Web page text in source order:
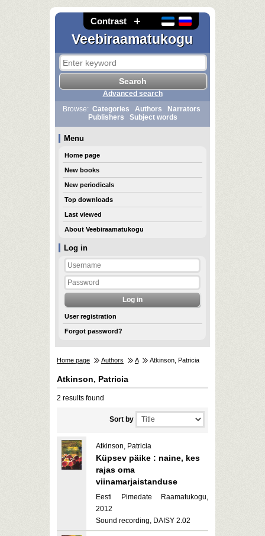
Contrast
Veebiraamatukogu
Log in
User registration
Forgot password?
Advanced search
Browse: Categories Authors
Narrators
Publishers
Subject words
Menu
Home page
New books
New periodicals
Top downloads
Last viewed
About Veebiraamatukogu
Home page Authors A Atkinson, Patricia
Atkinson, Patricia
2 results found
Sort by
Atkinson, Patricia
Küpsev päike : naine, kes
rajas oma
viinamarjaistanduse
Eesti Pimedate Raamatukogu,
2012
Sound recording, DAISY 2.02